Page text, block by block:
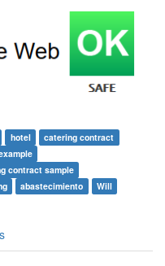
hotel
catering contract
contract sample
abastecimiento
Will